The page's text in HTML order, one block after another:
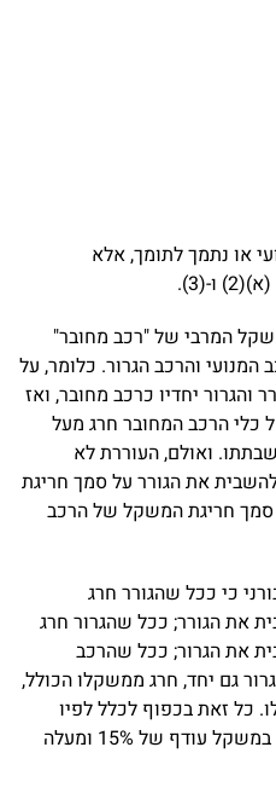
2 סרנים
3 סרנים
או נתמך לתומך, אלא
(3).
המרבי של "רכב מחובר"
והרכב הגרור. כלומר, על
והגרור יחדיו כרכב מחובר, ואז
כלי הרכב המחובר חרג מעל
ואולם, העוררת לא
את הגורר על סמך חריגת
חריגת המשקל של הרכב
כי ככל שהגורר חרג
את הגורר; ככל שהגרור חרג
את הגרור; ככל שהרכב
גם יחד, חרג ממשקלו הכולל,
כל זאת בכפוף לכלל לפיו
חריגת משקל הינה כאשר מדובר במשקל עודף של 15% ומעלה